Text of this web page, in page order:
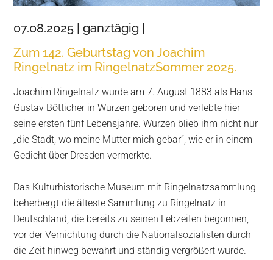
07.08.2025 | ganztägig |
Zum 142. Geburtstag von Joachim
Ringelnatz im RingelnatzSommer 2025.
Joachim Ringelnatz wurde am 7. August 1883 als Hans
Gustav Bötticher in Wurzen geboren und verlebte hier
seine ersten fünf Lebensjahre. Wurzen blieb ihm nicht nur
„die Stadt, wo meine Mutter mich gebar“, wie er in einem
Gedicht über Dresden vermerkte.
Das Kulturhistorische Museum mit Ringelnatzsammlung
beherbergt die älteste Sammlung zu Ringelnatz in
Deutschland, die bereits zu seinen Lebzeiten begonnen,
vor der Vernichtung durch die Nationalsozialisten durch
die Zeit hinweg bewahrt und ständig vergrößert wurde.